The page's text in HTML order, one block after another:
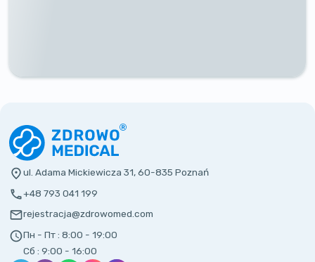
ul. Adama Mickiewicza 31, 60-835 Poznań
+48 793 041 199
rejestracja@zdrowomed.com
Пн - Пт : 8:00 - 19:00
Сб : 9:00 - 16:00